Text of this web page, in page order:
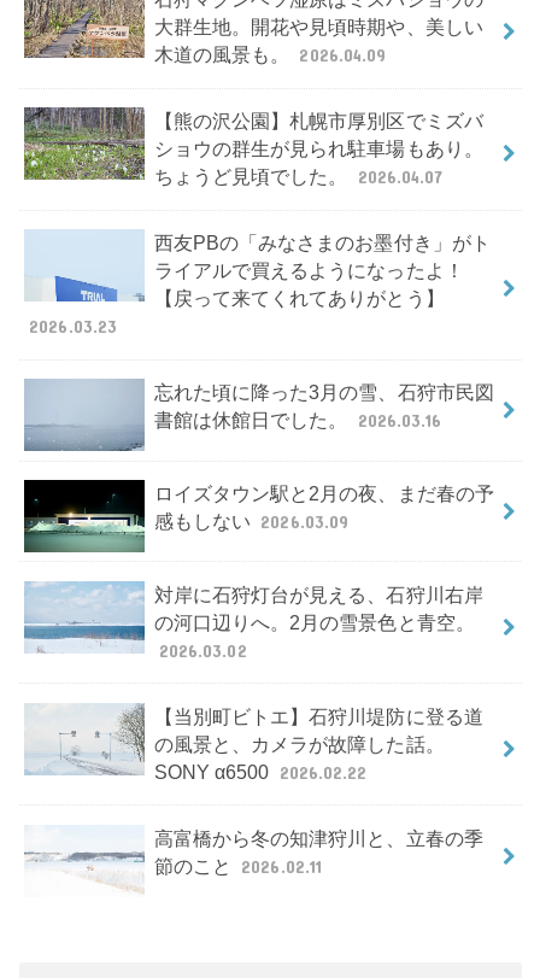
大群生地。開花や見頃時期や、美しい
木道の風景も。
2026.04.09
【熊の沢公園】札幌市厚別区でミズバ
ショウの群生が見られ駐車場もあり。
ちょうど見頃でした。
2026.04.07
西友PBの「みなさまのお墨付き」がト
ライアルで買えるようになったよ！
【戻って来てくれてありがとう】
2026.03.23
忘れた頃に降った3月の雪、石狩市民図
書館は休館日でした。
2026.03.16
ロイズタウン駅と2月の夜、まだ春の予
感もしない 2026.03.09
対岸に石狩灯台が見える、石狩川右岸
の河口辺りへ。2月の雪景色と青空。
2026.03.02
【当別町ビトエ】石狩川堤防に登る道
の風景と、カメラが故障した話。
SONY α6500 2026.02.22
高富橋から冬の知津狩川と、立春の季
節のこと
2026.02.11